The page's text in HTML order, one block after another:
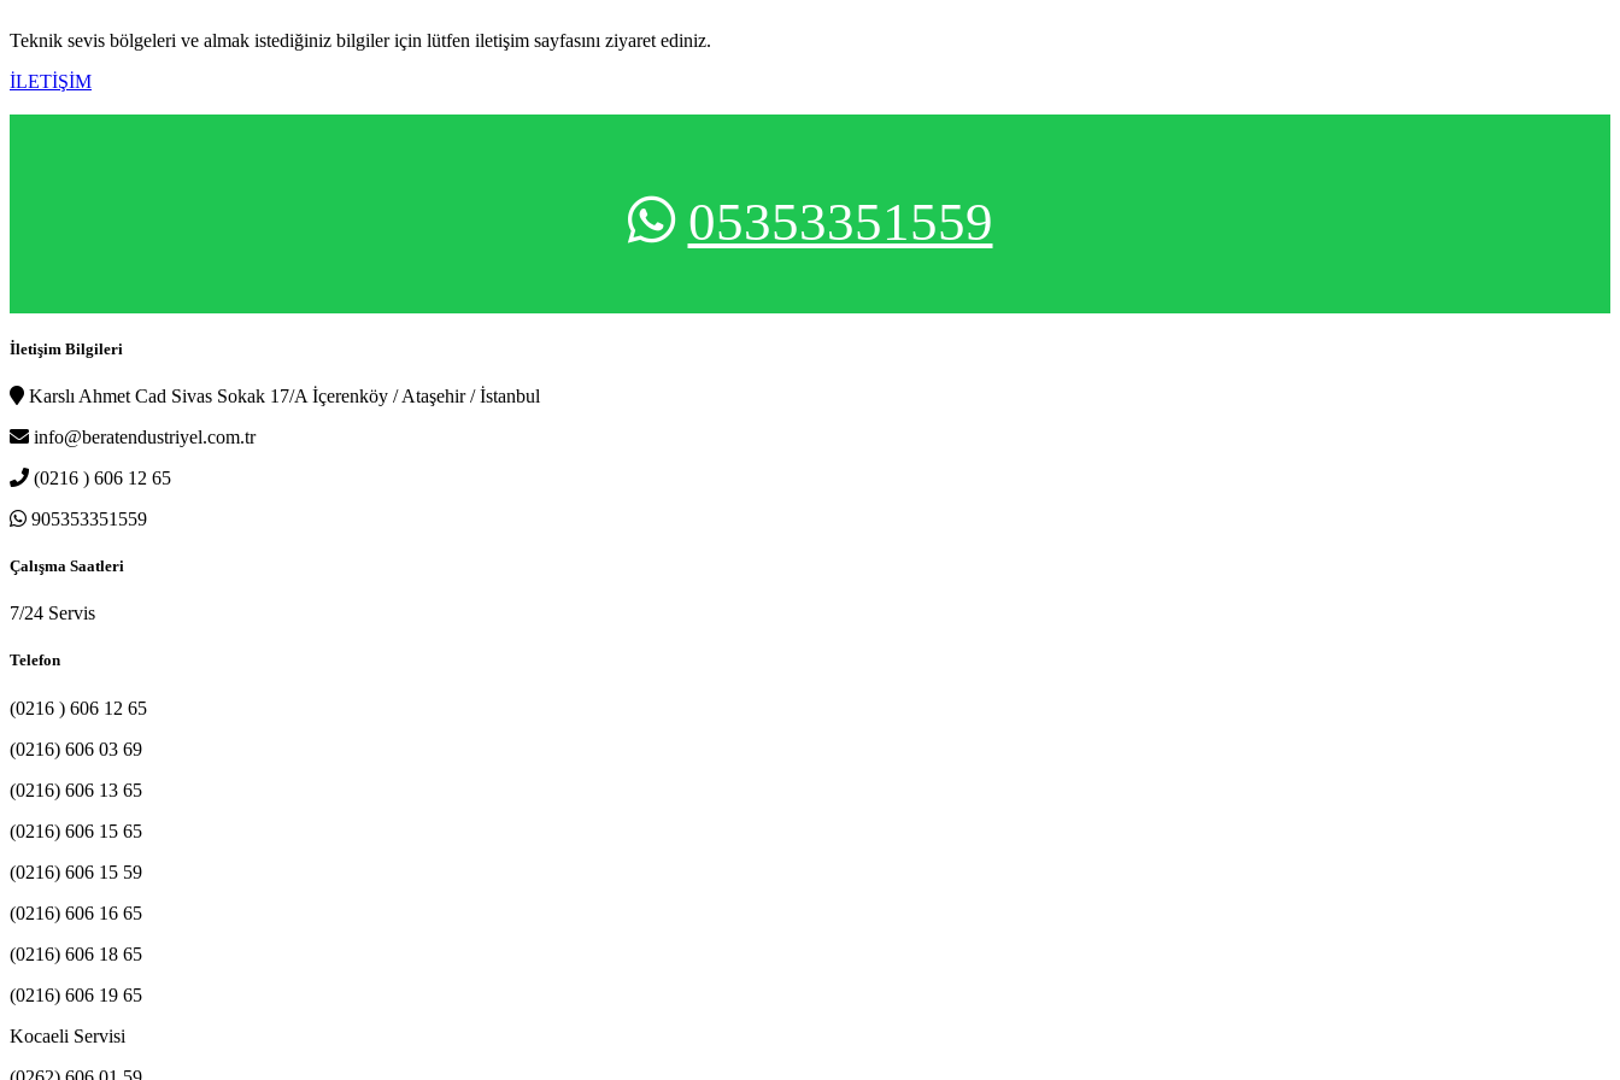
Teknik sevis bölgeleri ve almak istediğiniz bilgiler için lütfen iletişim sayfasını ziyaret ediniz.
İLETİŞİM
05353351559
İletişim Bilgileri
Karslı Ahmet Cad Sivas Sokak 17/A İçerenköy / Ataşehir / İstanbul
info@beratendustriyel.com.tr
(0216 ) 606 12 65
905353351559
Çalışma Saatleri
7/24 Servis
Telefon
(0216 ) 606 12 65
(0216) 606 03 69
(0216) 606 13 65
(0216) 606 15 65
(0216) 606 15 59
(0216) 606 16 65
(0216) 606 18 65
(0216) 606 19 65
Kocaeli Servisi